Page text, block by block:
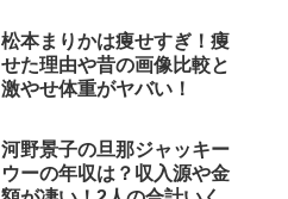
松本まりかは痩せすぎ！痩
せた理由や昔の画像比較と
激やせ体重がヤバい！
河野景子の旦那ジャッキー
ウーの年収は？収入源や金